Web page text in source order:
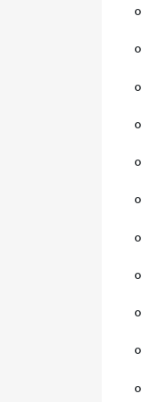
⚬
⚬
⚬
⚬
⚬
⚬
⚬
⚬
⚬
⚬
⚬